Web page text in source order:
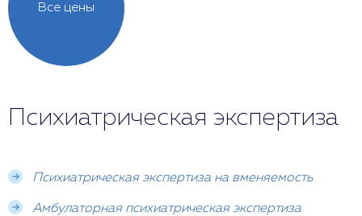
Все цены
Психиатрическая экспертиза
Психиатрическая экспертиза на вменяемость
Амбулаторная психиатрическая экспертиза